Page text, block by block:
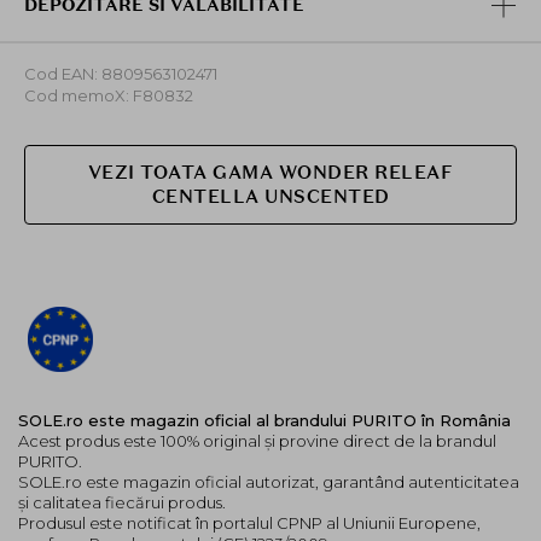
DEPOZITARE SI VALABILITATE
Cod EAN: 8809563102471
Cod memoX: F80832
VEZI TOATA GAMA WONDER RELEAF
CENTELLA UNSCENTED
SOLE.ro este magazin oficial al brandului PURITO în România
Acest produs este 100% original și provine direct de la brandul
PURITO.
SOLE.ro este magazin oficial autorizat, garantând autenticitatea
și calitatea fiecărui produs.
Produsul este notificat în portalul CPNP al Uniunii Europene,